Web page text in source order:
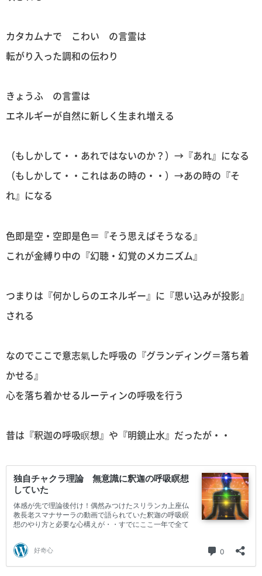
カタカムナで こわい の言霊は
転がり入った調和の伝わり
きょうふ の言霊は
エネルギーが自然に新しく生まれ増える
（もしかして・・あれではないのか？）→『あれ』になる
（もしかして・・これはあの時の・・）→あの時の『そ
れ』になる
色即是空・空即是色＝『そう思えばそうなる』
これが金縛り中の『幻聴・幻覚のメカニズム』
つまりは『何かしらのエネルギー』に『思い込みが投影』
される
なのでここで意志氣した呼吸の『グランディング＝落ち着
かせる』
心を落ち着かせるルーティンの呼吸を行う
昔は『釈迦の呼吸瞑想』や『明鏡止水』だったが・・